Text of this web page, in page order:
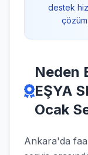
destek
Neden
EŞYA
Ocak
Ankara'da